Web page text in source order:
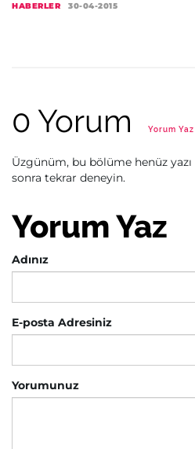
HABERLER 30-04-2015
0 Yorum Yorum Yaz
Üzgünüm, bu bölüme henüz
sonra tekrar deneyin.
Yorum Yaz
Adınız
E-posta Adresiniz
Yorumunuz